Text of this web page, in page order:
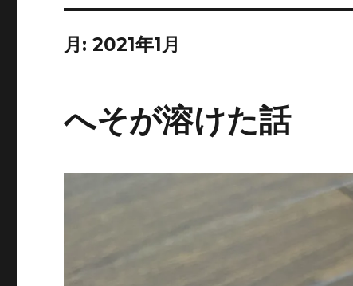
月:2021年1月
へそが溶けた話